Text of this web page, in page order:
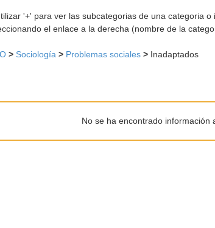
'+' para ver las subcategorias de una categoria o
el enlace a la derecha (nombre de la
> Sociología > Problemas sociales > Inadaptados
No se ha encontrado información